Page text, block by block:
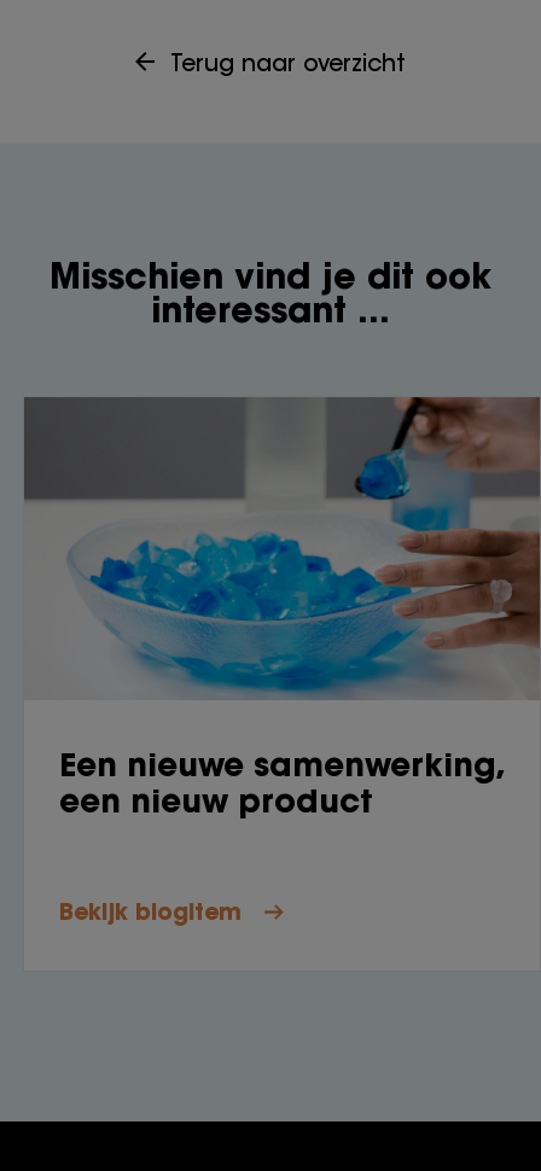
Terug naar overzicht
Misschien vind je dit ook
interessant ...
Een nieuwe samenwerking,
een nieuw product
Bekijk blogitem